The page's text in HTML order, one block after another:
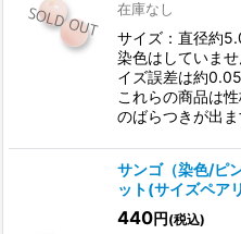
在庫なし
サイズ：直径約
染色はしていま
イズ誤差は約
これらの商品は
のばらつきが出
サンゴ（染色/ピ
ット(サイズペア
440円 (税込)